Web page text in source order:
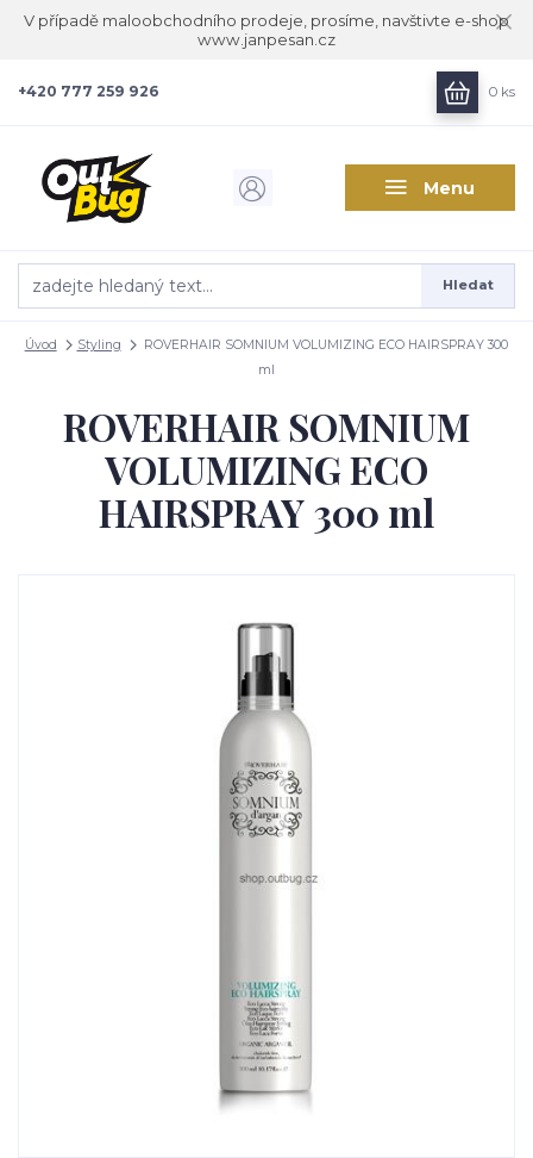
V případě maloobchodního prodeje, prosíme, navštivte e-shop
www.janpesan.cz
Menu
Hledat
+420 777 259 926 0 ks
Úvod Styling
ROVERHAIR SOMNIUM VOLUMIZING ECO HAIRSPRAY 300
ml
ROVERHAIR SOMNIUM
VOLUMIZING ECO
HAIRSPRAY 300 ml